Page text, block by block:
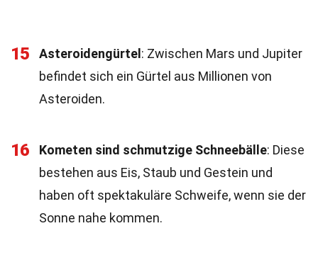
15 Asteroidengürtel : Zwischen Mars und Jupiter
befindet sich ein Gürtel aus Millionen von
Asteroiden.
16 Kometen sind schmutzige Schneebälle: Diese
bestehen aus Eis, Staub und Gestein und
haben oft spektakuläre Schweife, wenn sie der
Sonne nahe kommen.